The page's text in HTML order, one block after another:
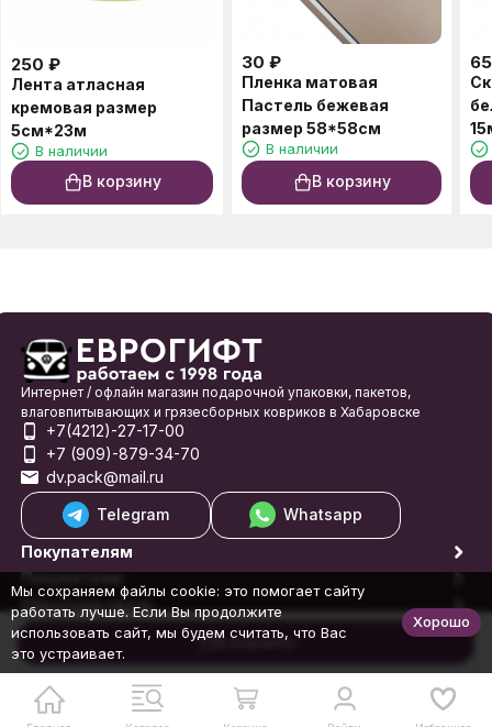
В корзину
250 ₽
Лента атласная
кремовая размер
5см*23м
В наличии
В корзину
30 ₽
Пленка матовая
Пастель бежевая
размер 58*58см
В наличии
В корзину
65
Интернет / офлайн магазин подарочной упаковки, пакетов,
влаговпитывающих и грязесборных ковриков в Хабаровске
+7(4212)-27-17-00
+7 (909)-879-34-70
dv.pack@mail.ru
Telegram
Whatsapp
Покупателям
Покупателю
Обратная связь
© 1998-2026 Еврогифт
Мы сохраняем файлы cookie: это помогает сайту
работать лучше. Если Вы продолжите
использовать сайт, мы будем считать, что Вас
это устраивает.
Хорошо